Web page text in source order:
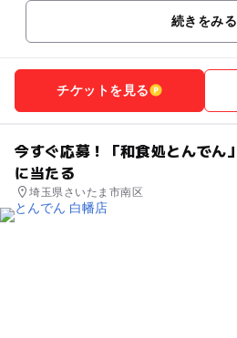
続きをみる
チケットを見る
今すぐ応募！「和食処とんでん
に当たる
埼玉県さいたま市南区